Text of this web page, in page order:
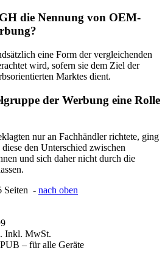
die Nennung von OEM-
eine Form der vergleichenden
wird, sofern sie dem Ziel der
Marktes dient.
der Werbung eine Rolle
nur an Fachhändler richtete, ging
den Unterschied zwischen
und sich daher nicht durch die
Seiten - nach oben
Inkl. MwSt.
– für alle Geräte